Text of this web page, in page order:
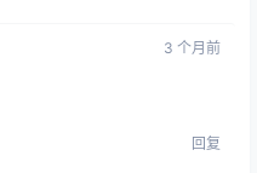
3 周前
回复